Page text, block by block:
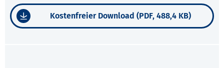
Kostenfreier Download (PDF, 488,4 KB)